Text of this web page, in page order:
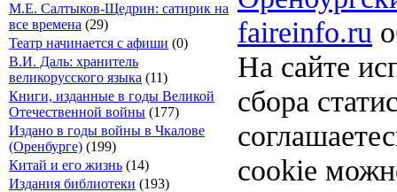
М.Е. Салтыков-Щедрин: сатирик на
все времена (29)
Театр начинается с афиши (0)
В.И. Даль: хранитель
великорусского языка (11)
Книги, изданные в годы Великой
Отечественной войны (177)
Издано в годы войны в Чкалове
(Оренбурге) (199)
Китай и его жизнь (14)
Издания библиотеки (193)
faireinfo.ru
На сайте
сбора
cookie